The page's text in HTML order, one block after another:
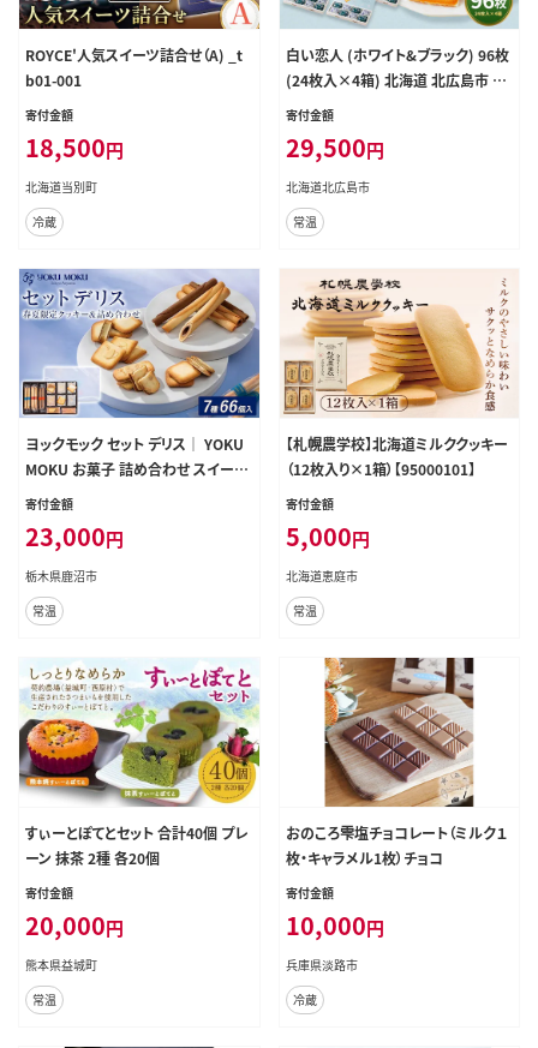
ROYCE'人気スイーツ詰合せ（A) _t
b01-001
寄付金額
18,500円
北海道当別町
冷蔵
白い恋人 (ホワイト&ブラック) 96枚
(24枚入×4箱) 北海道 北広島市 白
い恋人 チョコレート
寄付金額
29,500円
北海道北広島市
常温
ヨックモック セット デリス｜ YOKU
MOKU お菓子 詰め合わせ スイーツ
ギフト 手土産 個包装 シガール クッ
菓子 おやつ デザート プレゼント 贈
答 贈答用 贈り物
寄付金額
23,000円
栃木県鹿沼市
常温
【札幌農学校】北海道ミルククッキー
（12枚入り×1箱）【95000101】
寄付金額
5,000円
北海道恵庭市
常温
すぃーとぽてとセット 合計40個 プレ
ーン 抹茶 2種 各20個
寄付金額
20,000円
熊本県益城町
常温
おのころ雫塩チョコレート（ミルク１
枚・キャラメル1枚）チョコ
寄付金額
10,000円
兵庫県淡路市
冷蔵